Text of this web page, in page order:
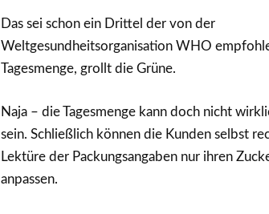
Das sei schon ein Drittel der von der
Weltgesundheitsorganisation WHO
Tagesmenge, grollt die Grüne.
Naja – die Tagesmenge kann doch nicht
sein. Schließlich können die Kunden selbst
Lektüre der Packungsangaben nur ihren
anpassen.